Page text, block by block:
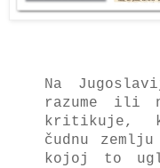
Na
razume ili
kritikuje,
čudnu
kojoj to